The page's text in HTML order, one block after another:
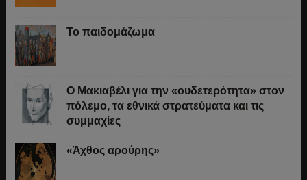
Το παιδομάζωμα
O Μακιαβέλι για την «ουδετερότητα» στον
πόλεμο, τα εθνικά στρατεύματα και τις
συμμαχίες
«Άχθος αρούρης»